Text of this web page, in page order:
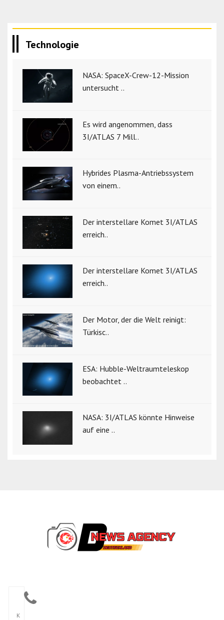
Technologie
NASA: SpaceX-Crew-12-Mission
untersucht ..
Es wird angenommen, dass
3I/ATLAS 7 Mill..
Hybrides Plasma-Antriebssystem
von einem..
Der interstellare Komet 3I/ATLAS
erreich..
Der interstellare Komet 3I/ATLAS
erreich..
Der Motor, der die Welt reinigt:
Türkisc..
ESA: Hubble-Weltraumteleskop
beobachtet ..
NASA: 3I/ATLAS könnte Hinweise
auf eine ..
K